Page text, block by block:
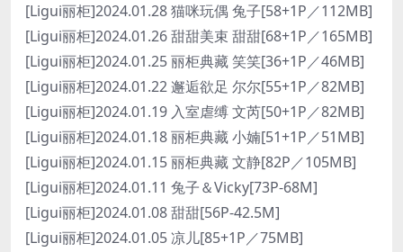
[Ligui丽柜]2024.01.28 猫咪玩偶 兔子[58+1P／112MB]
[Ligui丽柜]2024.01.26 甜甜美束 甜甜[68+1P／165MB]
[Ligui丽柜]2024.01.25 丽柜典藏 笑笑[36+1P／46MB]
[Ligui丽柜]2024.01.22 邂逅欲足 尔尔[55+1P／82MB]
[Ligui丽柜]2024.01.19 入室虐缚 文芮[50+1P／82MB]
[Ligui丽柜]2024.01.18 丽柜典藏 小婻[51+1P／51MB]
[Ligui丽柜]2024.01.15 丽柜典藏 文静[82P／105MB]
[Ligui丽柜]2024.01.11 兔子＆Vicky[73P-68M]
[Ligui丽柜]2024.01.08 甜甜[56P-42.5M]
[Ligui丽柜]2024.01.05 凉儿[85+1P／75MB]